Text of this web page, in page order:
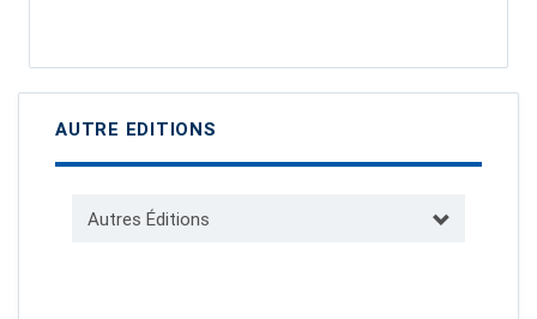
AUTRE EDITIONS
Autres Éditions